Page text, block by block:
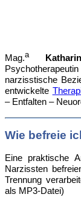
Mag.a
narzisstische
entwickelte
– Entfalten –
Wie befreie
Eine praktische
Narzissten
Trennung
als MP3-Datei)